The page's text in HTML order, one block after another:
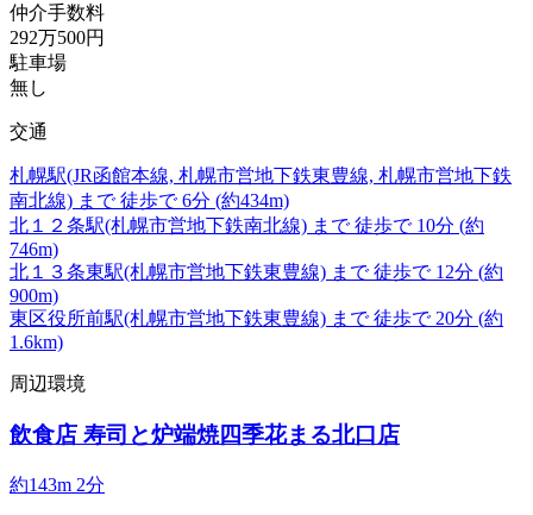
仲介手数料
292万500円
駐車場
無し
交通
札幌駅(JR函館本線, 札幌市営地下鉄東豊線, 札幌市営地下鉄
南北線) まで 徒歩で 6分 (約434m)
北１２条駅(札幌市営地下鉄南北線) まで 徒歩で 10分 (約
746m)
北１３条東駅(札幌市営地下鉄東豊線) まで 徒歩で 12分 (約
900m)
東区役所前駅(札幌市営地下鉄東豊線) まで 徒歩で 20分 (約
1.6km)
周辺環境
飲食店 寿司と炉端焼四季花まる北口店
約143m 2分